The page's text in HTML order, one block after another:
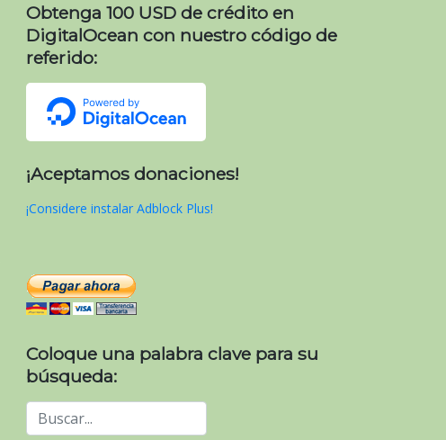
Obtenga 100 USD de crédito en
DigitalOcean con nuestro código de
referido:
¡Aceptamos donaciones!
¡Considere instalar Adblock Plus!
Coloque una palabra clave para su
búsqueda: